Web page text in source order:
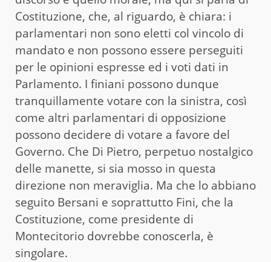
Costituzione, che, al riguardo, è chiara: i
parlamentari non sono eletti col vincolo di
mandato e non possono essere perseguiti
per le opinioni espresse ed i voti dati in
Parlamento. I finiani possono dunque
tranquillamente votare con la sinistra, così
come altri parlamentari di opposizione
possono decidere di votare a favore del
Governo. Che Di Pietro, perpetuo nostalgico
delle manette, si sia mosso in questa
direzione non meraviglia. Ma che lo abbiano
seguito Bersani e soprattutto Fini, che la
Costituzione, come presidente di
Montecitorio dovrebbe conoscerla, è
singolare.